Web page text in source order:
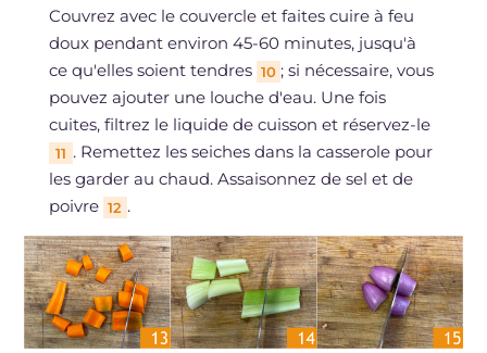
Couvrez avec le couvercle et faites cuire à feu
doux pendant environ 45-60 minutes, jusqu'à
ce qu'elles soient tendres 10 ; si nécessaire, vous
pouvez ajouter une louche d'eau. Une fois
cuites, filtrez le liquide de cuisson et réservez-le
11 . Remettez les seiches dans la casserole pour
les garder au chaud. Assaisonnez de sel et de
poivre 12 .